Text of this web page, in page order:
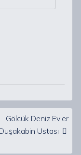
Gölcük Deniz Evler
Duşakabin Ustası